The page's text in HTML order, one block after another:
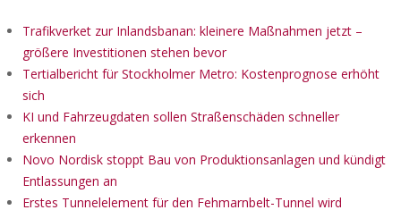
Trafikverket zur Inlandsbanan: kleinere Maßnahmen jetzt –
größere Investitionen stehen bevor
Tertialbericht für Stockholmer Metro: Kostenprognose erhöht
sich
KI und Fahrzeugdaten sollen Straßenschäden schneller
erkennen
Novo Nordisk stoppt Bau von Produktionsanlagen und kündigt
Entlassungen an
Erstes Tunnelelement für den Fehmarnbelt-Tunnel wird